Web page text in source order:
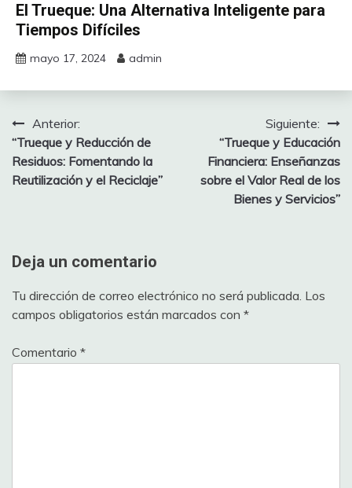
El Trueque: Una Alternativa Inteligente para
Tiempos Difíciles
mayo 17, 2024 admin
Navegación
de
entradas
Anterior:
“Trueque y Reducción de
Residuos: Fomentando la
Reutilización y el Reciclaje”
Siguiente:
“Trueque y Educación
Financiera: Enseñanzas
sobre el Valor Real de los
Bienes y Servicios”
Deja un comentario
Tu dirección de correo electrónico no será publicada. Los
campos obligatorios están marcados con *
Comentario *